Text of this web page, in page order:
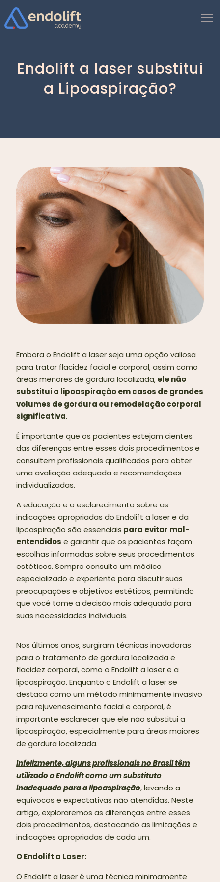
Endolift a laser substitui
a Lipoaspiração?
Embora o Endolift a laser seja uma opção valiosa
para tratar flacidez facial e corporal, assim como
áreas menores de gordura localizada,ele não
substitui a lipoaspiração em casos de grandes
volumes de gordura ou remodelação corporal
significativa.
É importante que os pacientes estejam cientes
das diferenças entre esses dois procedimentos e
consultem profissionais qualificados para obter
uma avaliação adequada e recomendações
individualizadas.
A educação e o esclarecimento sobre as
indicações apropriadas do Endolift a laser e da
lipoaspiração são essenciais para evitar mal-
entendidos e garantir que os pacientes façam
escolhas informadas sobre seus procedimentos
estéticos. Sempre consulte um médico
especializado e experiente para discutir suas
preocupações e objetivos estéticos, permitindo
que você tome a decisão mais adequada para
suas necessidades individuais.
Nos últimos anos, surgiram técnicas inovadoras
para o tratamento de gordura localizada e
flacidez corporal, como o Endolift a laser e a
lipoaspiração. Enquanto o Endolift a laser se
destaca como um método minimamente invasivo
para rejuvenescimento facial e corporal, é
importante esclarecer que ele não substitui a
lipoaspiração, especialmente para áreas maiores
de gordura localizada.
Infelizmente, alguns profissionais no Brasil têm
utilizado o Endolift como um substituto
inadequado para a lipoaspiração, levando a
equívocos e expectativas não atendidas. Neste
artigo, exploraremos as diferenças entre esses
dois procedimentos, destacando as limitações e
indicações apropriadas de cada um.
O Endolift a Laser:
O Endolift a laser é uma técnica minimamente